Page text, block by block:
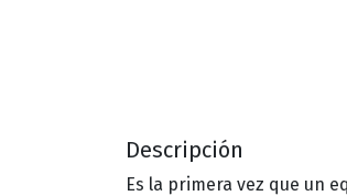
Descripción
Es la primera vez que un